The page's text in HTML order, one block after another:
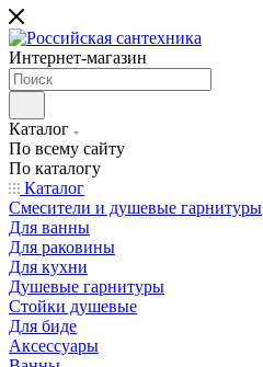
Интернет-магазин
Каталог
По всему сайту
По каталогу
Каталог
Смесители и душевые гарнитуры
Для ванны
Для раковины
Для кухни
Душевые гарнитуры
Стойки душевые
Для биде
Аксессуары